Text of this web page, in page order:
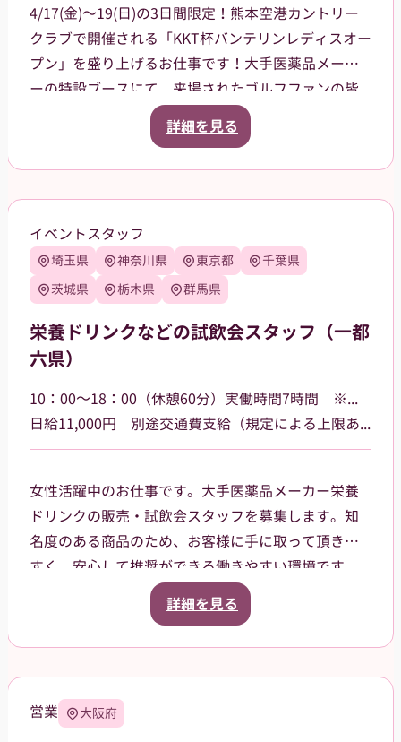
4/17(金)～19(日)の3日間限定！熊本空港カントリー
クラブで開催される「KKT杯バンテリンレディスオー
プン」を盛り上げるお仕事です！大手医薬品メーカ
ーの特設ブースにて、来場されたゴルフファンの皆
様への声掛けや、商品（栄養ドリンク、双眼鏡、大
会グッズ）の販売、ドリンクのサンプリング（配
まで移動していただく予定です（タクシー代は会社
が負担）。
【服装について】
事できます！
貸与品： ジャンパー、ポロシャツ、キャップをこち
らでご用意します。
持参物： 黒パンツまたはチノパン、動きやすいスニ
詳細を見る
イベントスタッフ
埼玉県 神奈川県 東京都
千葉県
茨城県
栃木県 群馬県
栄養ドリンクなどの試飲会スタッフ（一都
六県）
10：00～18：00（休憩60分）実働時間7時間 ※勤務場所によって多少時間が異なる場合があります
日給11,000円 別途交通費支給（規定による上限あり）
女性活躍中のお仕事です。大手医薬品メーカー栄養
ドリンクの販売・試飲会スタッフを募集します。知
名度のある商品のため、お客様に手に取って頂きや
すく、安心して推奨ができる働きやすい環境です。
一都六県（茨城県、栃木県、群馬県、埼玉県、千葉
県、東京都、神奈川県）など各地のドラッグスト
詳細を見る
営業 大阪府